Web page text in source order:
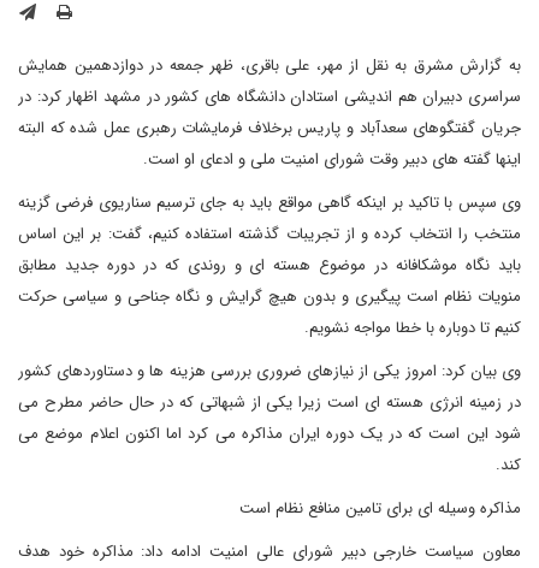
به گزارش مشرق به نقل از مهر، علی باقری، ظهر جمعه در دوازدهمین همایش
سراسری دبیران هم اندیشی استادان دانشگاه های کشور در مشهد اظهار کرد: در
جریان گفتگوهای سعدآباد و پاریس برخلاف فرمایشات رهبری عمل شده که البته
اینها گفته های دبیر وقت شورای امنیت ملی و ادعای او است.
وی سپس با تاکید بر اینکه گاهی مواقع باید به جای ترسیم سناریوی فرضی گزینه
منتخب را انتخاب کرده و از تجریبات گذشته استفاده کنیم، گفت: بر این اساس
باید نگاه موشکافانه در موضوع هسته ای و روندی که در دوره جدید مطابق
منویات نظام است پیگیری و بدون هیچ گرایش و نگاه جناحی و سیاسی حرکت
کنیم تا دوباره با خطا مواجه نشویم.
وی بیان کرد: امروز یکی از نیازهای ضروری بررسی هزینه ها و دستاوردهای کشور
در زمینه انرژی هسته ای است زیرا یکی از شبهاتی که در حال حاضر مطرح می
شود این است که در یک دوره ایران مذاکره می کرد اما اکنون اعلام موضع می
کند.
مذاکره وسیله ای برای تامین منافع نظام است
معاون سیاست خارجی دبیر شورای عالی امنیت ادامه داد: مذاکره خود هدف